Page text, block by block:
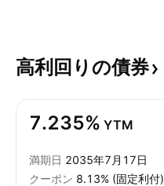
高利回りの債券
7.235% YTM
満期日 2035年7月17日
クーポン 8.13% (固定利付)